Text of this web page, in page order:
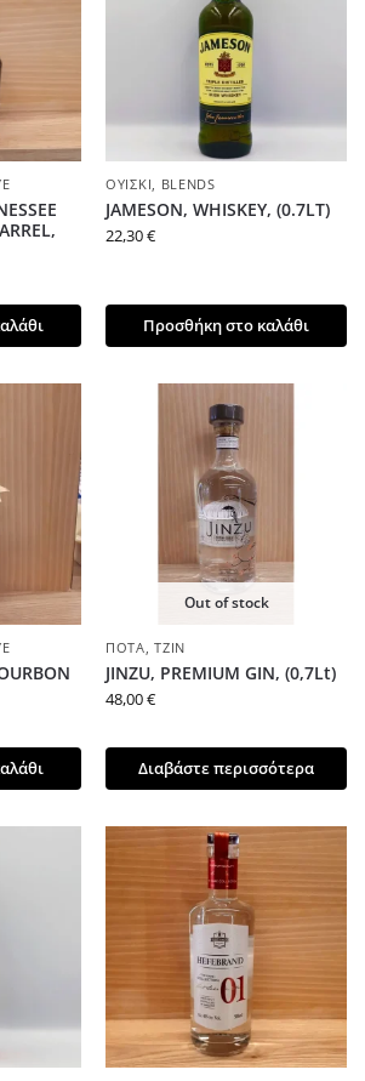
ΟΥΊΣΚΙ, BLENDS
JAMESON, WHISKEY, (0.7LT)
22,30€
Προσθήκη στο καλάθι
Out of stock
ΠΟΤΆ,ΤΖΊΝ
JINΖU, PREMIUM GIN, (0,7Lt)
48,00€
Διαβάστε περισσότερα